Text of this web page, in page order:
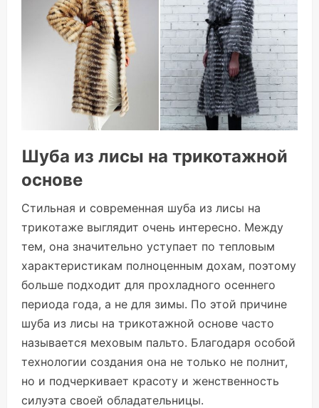
Шуба из лисы на трикотажной
основе
Стильная и современная шуба из лисы на
трикотаже выглядит очень интересно. Между
тем, она значительно уступает по тепловым
характеристикам полноценным дохам, поэтому
больше подходит для прохладного осеннего
периода года, а не для зимы. По этой причине
шуба из лисы на трикотажной основе часто
называется меховым пальто. Благодаря особой
технологии создания она не только не полнит,
но и подчеркивает красоту и женственность
силуэта своей обладательницы.